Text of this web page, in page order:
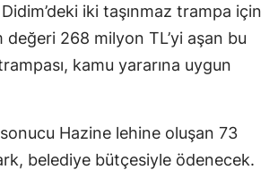
iki taşınmaz trampa için
değeri 268 milyon TL’yi aşan bu
kamu yararına uygun
Hazine lehine oluşan 73
belediye bütçesiyle ödenecek.